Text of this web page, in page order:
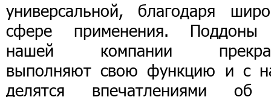
универсальной, благодаря
сфере применения.
нашей компании
выполняют свою функцию и с
делятся впечатлениями